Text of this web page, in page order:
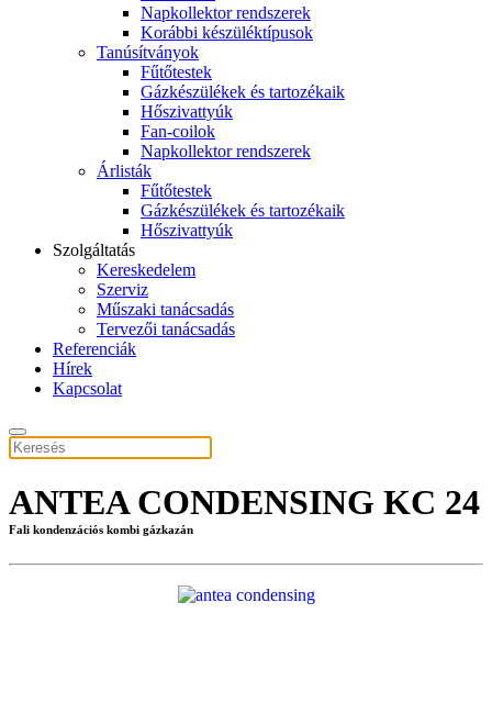
Napkollektor rendszerek
Korábbi készüléktípusok
Tanúsítványok
Fűtőtestek
Gázkészülékek és tartozékaik
Hőszivattyúk
Fan-coilok
Napkollektor rendszerek
Árlisták
Fűtőtestek
Gázkészülékek és tartozékaik
Hőszivattyúk
Szolgáltatás
Kereskedelem
Szerviz
Műszaki tanácsadás
Tervezői tanácsadás
Referenciák
Hírek
Kapcsolat
ANTEA CONDENSING KC 24
Fali kondenzációs kombi gázkazán